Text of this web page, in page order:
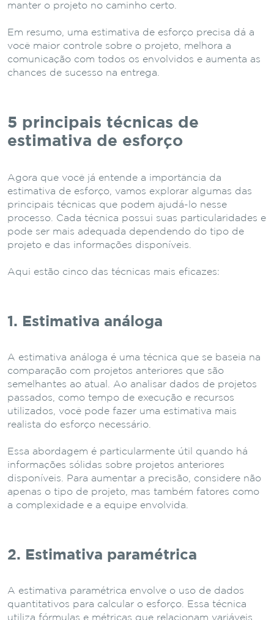
manter o projeto no caminho certo.
Em resumo, uma estimativa de esforço precisa dá a
você maior controle sobre o projeto, melhora a
comunicação com todos os envolvidos e aumenta as
chances de sucesso na entrega.
5 principais técnicas de
estimativa de esforço
Agora que você já entende a importância da
estimativa de esforço, vamos explorar algumas das
principais técnicas que podem ajudá-lo nesse
processo. Cada técnica possui suas particularidades e
pode ser mais adequada dependendo do tipo de
projeto e das informações disponíveis.
Aqui estão cinco das técnicas mais eficazes:
1. Estimativa análoga
A estimativa análoga é uma técnica que se baseia na
comparação com projetos anteriores que são
semelhantes ao atual. Ao analisar dados de projetos
passados, como tempo de execução e recursos
utilizados, você pode fazer uma estimativa mais
realista do esforço necessário.
Essa abordagem é particularmente útil quando há
informações sólidas sobre projetos anteriores
disponíveis. Para aumentar a precisão, considere não
apenas o tipo de projeto, mas também fatores como
a complexidade e a equipe envolvida.
2. Estimativa paramétrica
A estimativa paramétrica envolve o uso de dados
quantitativos para calcular o esforço. Essa técnica
utiliza fórmulas e métricas que relacionam variáveis